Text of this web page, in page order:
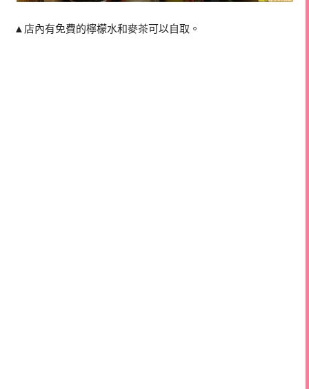
▲店內有免費的檸檬水和麥茶可以自取。